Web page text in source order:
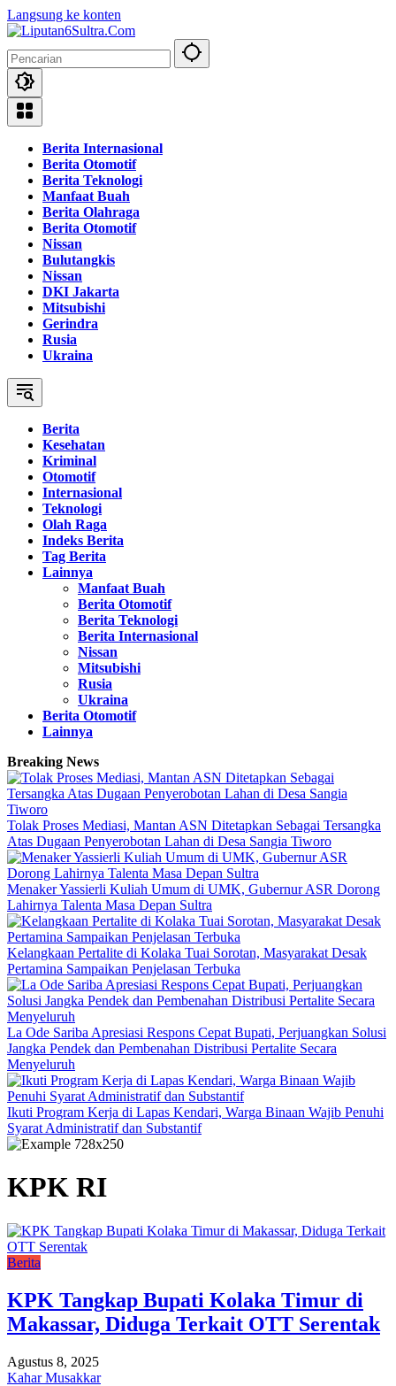
Langsung ke konten
Berita Internasional
Berita Otomotif
Berita Teknologi
Manfaat Buah
Berita Olahraga
Berita Otomotif
Nissan
Bulutangkis
Nissan
DKI Jakarta
Mitsubishi
Gerindra
Rusia
Ukraina
Berita
Kesehatan
Kriminal
Otomotif
Internasional
Teknologi
Olah Raga
Indeks Berita
Tag Berita
Lainnya
Manfaat Buah
Berita Otomotif
Berita Teknologi
Berita Internasional
Nissan
Mitsubishi
Rusia
Ukraina
Berita Otomotif
Lainnya
Breaking News
Tolak Proses Mediasi, Mantan ASN Ditetapkan Sebagai Tersangka
Atas Dugaan Penyerobotan Lahan di Desa Sangia Tiworo
Menaker Yassierli Kuliah Umum di UMK, Gubernur ASR Dorong
Lahirnya Talenta Masa Depan Sultra
Kelangkaan Pertalite di Kolaka Tuai Sorotan, Masyarakat Desak
Pertamina Sampaikan Penjelasan Terbuka
La Ode Sariba Apresiasi Respons Cepat Bupati, Perjuangkan Solusi
Jangka Pendek dan Pembenahan Distribusi Pertalite Secara
Menyeluruh
Ikuti Program Kerja di Lapas Kendari, Warga Binaan Wajib Penuhi
Syarat Administratif dan Substantif
KPK RI
Berita
KPK Tangkap Bupati Kolaka Timur di
Makassar, Diduga Terkait OTT Serentak
Agustus 8, 2025
Kahar Musakkar